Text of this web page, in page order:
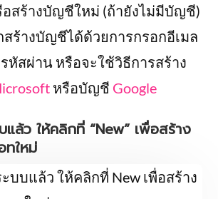
สร้างบัญชีใหม่ (ถ้ายังไม่มีบัญชี)
ร้างบัญชีได้ด้วยการกรอกอีเมล
หัสผ่าน หรือจะใช้วิธีการสร้าง
หรือบัญชี Google
บแล้ว ให้คลิกที่ “New” เพื่อสร้าง
ทใหม่